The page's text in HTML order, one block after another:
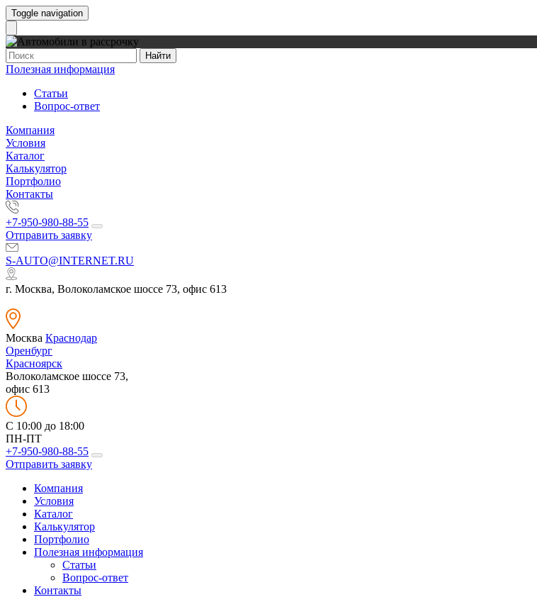
Toggle navigation
Найти
Полезная информация
Статьи
Вопрос-ответ
Компания
Условия
Каталог
Калькулятор
Портфолио
Контакты
+7-950-980-88-55
Отправить заявку
S-AUTO@INTERNET.RU
г. Москва, Волоколамское шоссе 73, офис 613
Москва Краснодар
Оренбург
Красноярск
Волоколамское шоссе 73,
офис 613
C 10:00 до 18:00
ПН-ПТ
+7-950-980-88-55
Отправить заявку
Компания
Условия
Каталог
Калькулятор
Портфолио
Полезная информация
Статьи
Вопрос-ответ
Контакты